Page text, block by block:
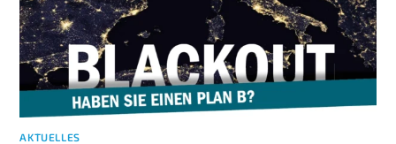
AKTUELLES